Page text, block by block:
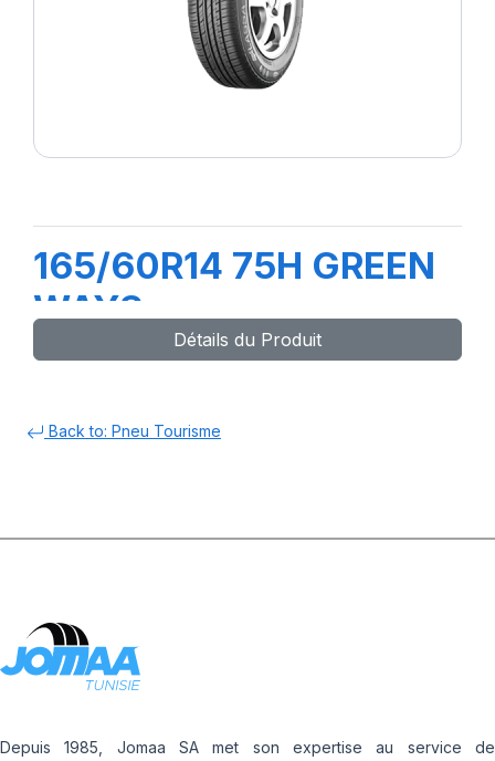
165/60R14 75H GREEN
WAYS
Détails du Produit
Back to: Pneu Tourisme
Depuis 1985, Jomaa SA met son expertise au service de